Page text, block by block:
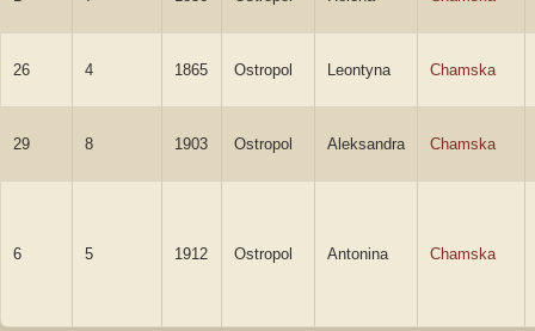
26 4 1865 Ostropol Leontyna Chamska
29 8 1903 Ostropol Aleksandra Chamska
6 5 1912 Ostropol Antonina Chamska